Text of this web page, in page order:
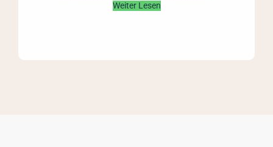
Weiter Lesen